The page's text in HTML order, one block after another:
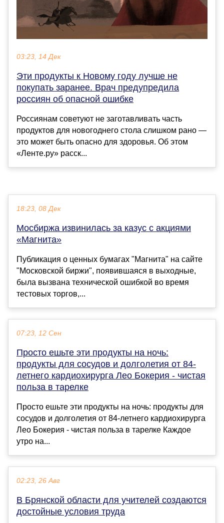
03:23, 14 Дек
Эти продукты к Новому году лучше не
покупать заранее. Врач предупредила
россиян об опасной ошибке
Россиянам советуют не заготавливать часть
продуктов для новогоднего стола слишком рано —
это может быть опасно для здоровья. Об этом
«Ленте.ру» расск...
18:23, 08 Дек
Мосбиржа извинилась за казус с акциями
«Магнита»
Публикация о ценных бумагах "Магнита" на сайте
"Московской биржи", появившаяся в выходные,
была вызвана технической ошибкой во время
тестовых торгов,...
07:23, 12 Сен
Просто ешьте эти продукты на ночь:
продукты для сосудов и долголетия от 84-
летнего кардиохирурга Лео Бокерия - чистая
польза в тарелке
Просто ешьте эти продукты на ночь: продукты для
сосудов и долголетия от 84-летнего кардиохирурга
Лео Бокерия - чистая польза в тарелке Каждое
утро на...
02:23, 26 Авг
В Брянской области для учителей создаются
достойные условия труда